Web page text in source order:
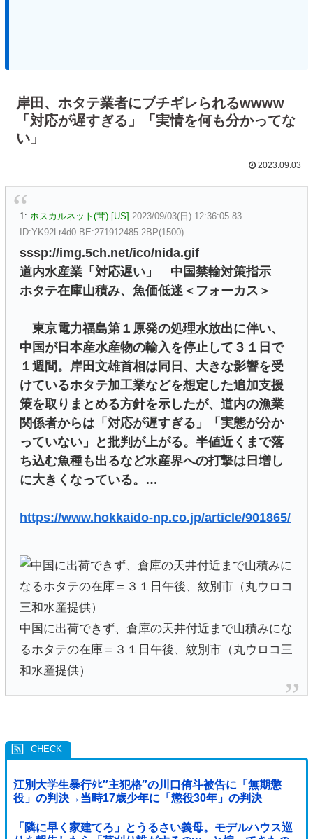
岸田、ホタテ業者にブチギレられるwwww
「対応が遅すぎる」「実情を何も分かってな
い」
2023.09.03
1: ホスカルネット(茸) [US] 2023/09/03(日) 12:36:05.83
ID:YK92Lr4d0 BE:271912485-2BP(1500)
sssp://img.5ch.net/ico/nida.gif
道内水産業「対応遅い」 中国禁輸対策指示
ホタテ在庫山積み、魚価低迷＜フォーカス＞
東京電力福島第１原発の処理水放出に伴い、
中国が日本産水産物の輸入を停止して３１日で
１週間。岸田文雄首相は同日、大きな影響を受
けているホタテ加工業などを想定した追加支援
策を取りまとめる方針を示したが、道内の漁業
関係者からは「対応が遅すぎる」「実態が分か
っていない」と批判が上がる。半値近くまで落
ち込む魚種も出るなど水産界への打撃は日増し
に大きくなっている。…
https://www.hokkaido-np.co.jp/article/901865/
中国に出荷できず、倉庫の天井付近まで山積みにな
るホタテの在庫＝３１日午後、紋別市（丸ウロコ三
和水産提供）
江別大学生暴行ﾀﾋ″主犯格″の川口侑斗被告に「無期懲
役」の判決→当時17歳少年に「懲役30年」の判決
「隣に早く家建てろ」とうるさい義母。モデルハウス巡